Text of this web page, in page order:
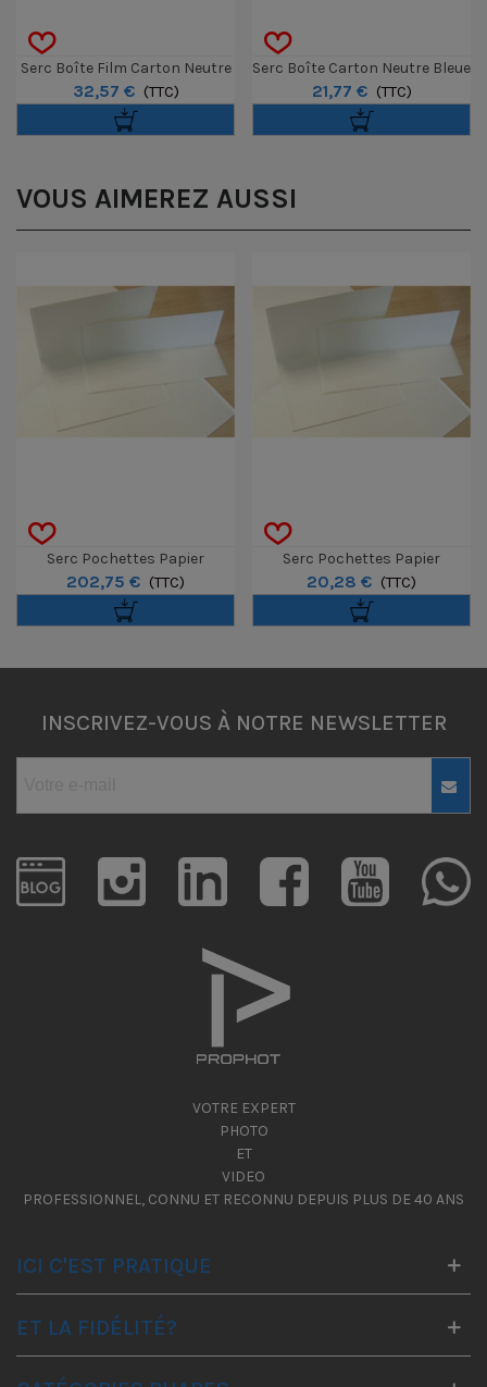
Serc Boîte Film Carton Neutre
Noire BN45N 4x5' (sans Acide)
32,57 € (TTC)
Serc Boîte Carton Neutre Bleue
BCP11 10x15 (sans Acide)
17x12cm
21,77 € (TTC)
VOUS AIMEREZ AUSSI
Serc Pochettes Papier
Permanent À Rabat 135 / 500P
202,75 € (TTC)
Serc Pochettes Papier
Permanent À Rabat 135 / 50P
KRAFT
20,28 € (TTC)
INSCRIVEZ-VOUS À NOTRE NEWSLETTER
VOTRE EXPERT
PHOTO
ET
VIDEO
PROFESSIONNEL, CONNU ET RECONNU DEPUIS PLUS DE 40 ANS
ICI C'EST PRATIQUE
ET LA FIDÉLITÉ?